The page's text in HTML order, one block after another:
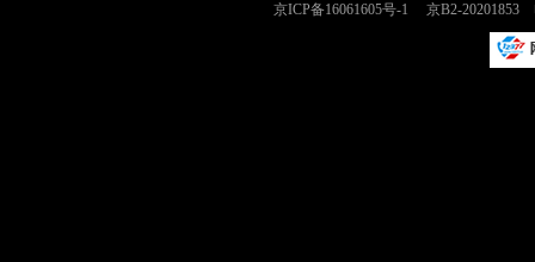
京ICP备16061605号-1
京B2-20201853